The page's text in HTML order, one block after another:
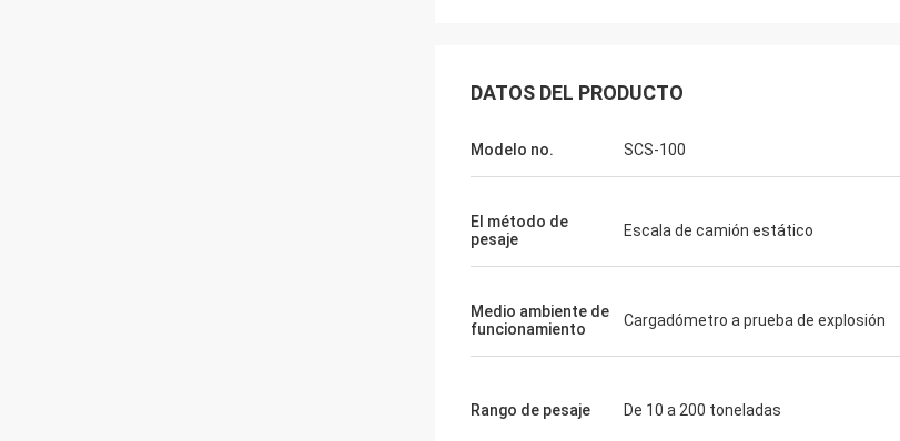
DATOS DEL PRODUCTO
Modelo no. SCS-100
El método de
pesaje
Escala de camión estático
Medio ambiente de
funcionamiento
Cargadómetro a prueba de explosión
Rango de pesaje De 10 a 200 toneladas